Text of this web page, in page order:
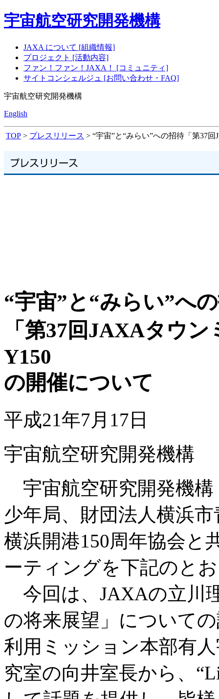
宇宙航空研究開発機構
JAXA について [組織情報]
プロジェクト [活動内容]
ファン！ファン！JAXA！ [コミュニティ]
サイトコンシェルジュ [お問い合わせ・FAQ]
宇宙航空研究開発機構
English
TOP > プレスリリース > “宇宙”と“みらい”への招待「第37
“宇宙”と“みらい”へ
「第37回JAXAタウ
Y150
の開催について
平成21年7月17日
宇宙航空研究開発機構
宇宙航空研究開発機構
少年局、財団法人横浜
横浜開港150周年協会と
ーティングを下記のと
今回は、JAXAの立川
の将来展望」について
利用ミッション本部有
究室の向井室長から、